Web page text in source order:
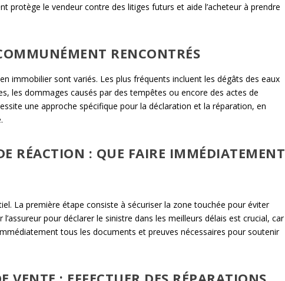
protège le vendeur contre des litiges futurs et aide l’acheteur à prendre
RENCONTRÉS
immobilier sont variés. Les plus fréquents incluent les dégâts des eaux
les dommages causés par des tempêtes ou encore des actes de
une approche spécifique pour la déclaration et la réparation, en
RÉACTION : QUE FAIRE IMMÉDIATEMENT
La première étape consiste à sécuriser la zone touchée pour éviter
pour déclarer le sinistre dans les meilleurs délais est crucial, car
tous les documents et preuves nécessaires pour soutenir